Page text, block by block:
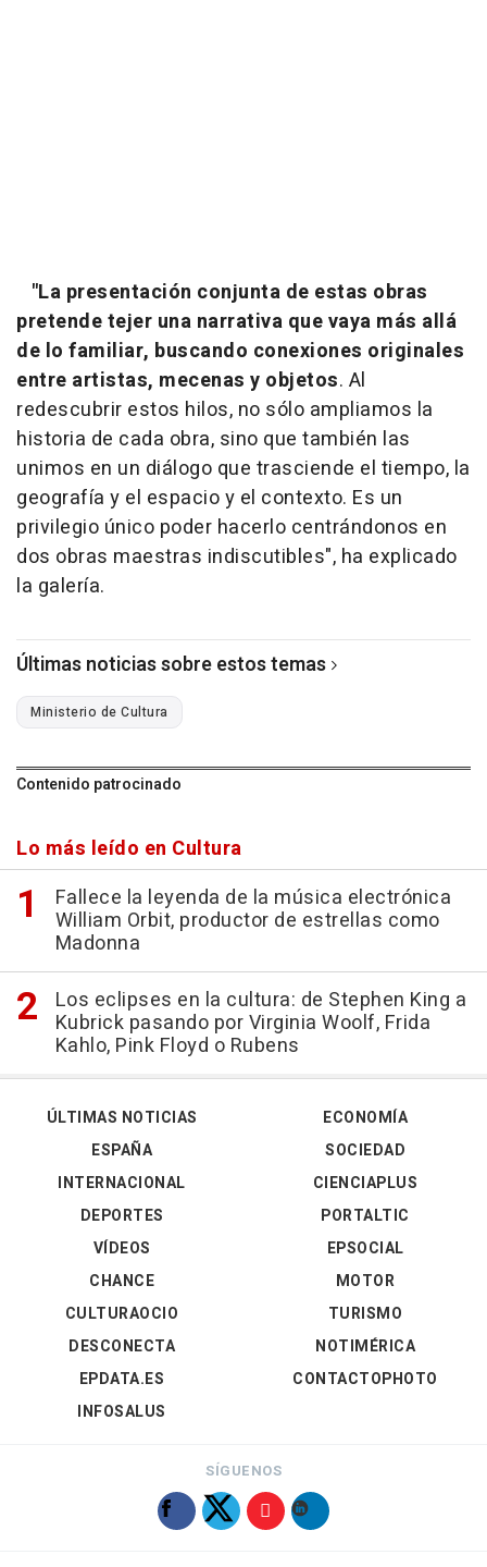
"La presentación conjunta de estas obras
pretende tejer una narrativa que vaya más allá
de lo familiar, buscando conexiones originales
entre artistas, mecenas y objetos. Al
redescubrir estos hilos, no sólo ampliamos la
historia de cada obra, sino que también las
unimos en un diálogo que trasciende el tiempo, la
geografía y el espacio y el contexto. Es un
privilegio único poder hacerlo centrándonos en
dos obras maestras indiscutibles", ha explicado
la galería.
Últimas noticias sobre estos temas
Ministerio de Cultura
Contenido patrocinado
Lo más leído en Cultura
Fallece la leyenda de la música electrónica
William Orbit, productor de estrellas como
Madonna
Los eclipses en la cultura: de Stephen King a
Kubrick pasando por Virginia Woolf, Frida
Kahlo, Pink Floyd o Rubens
ÚLTIMAS NOTICIAS
ESPAÑA
INTERNACIONAL
DEPORTES
VÍDEOS
ECONOMÍA
SOCIEDAD
CIENCIAPLUS
PORTALTIC
EPSOCIAL
CHANCE
CULTURAOCIO
DESCONECTA
EPDATA.ES
INFOSALUS
MOTOR
TURISMO
NOTIMÉRICA
CONTACTOPHOTO
SÍGUENOS